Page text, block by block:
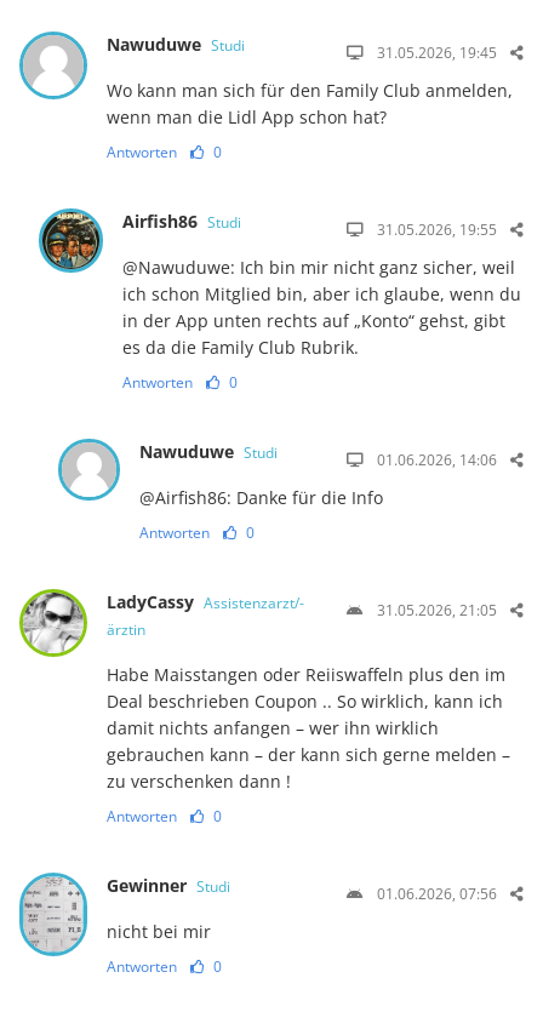
Nawuduwe Studi 31.05.2026, 19:45
Wo kann man sich für den Family Club anmelden,
wenn man die Lidl App schon hat?
Antworten 0
Airfish86 Studi 31.05.2026, 19:55
@Nawuduwe: Ich bin mir nicht ganz sicher, weil
ich schon Mitglied bin, aber ich glaube, wenn du
in der App unten rechts auf „Konto“ gehst, gibt
es da die Family Club Rubrik.
Antworten 0
Nawuduwe Studi 01.06.2026, 14:06
@Airfish86: Danke für die Info
Antworten 0
LadyCassy Assistenzarzt/-
ärztin
31.05.2026, 21:05
Habe Maisstangen oder Reiiswaffeln plus den im
Deal beschrieben Coupon .. So wirklich, kann ich
damit nichts anfangen – wer ihn wirklich
gebrauchen kann – der kann sich gerne melden –
zu verschenken dann !
Antworten 0
Gewinner Studi 01.06.2026, 07:56
nicht bei mir
Antworten 0